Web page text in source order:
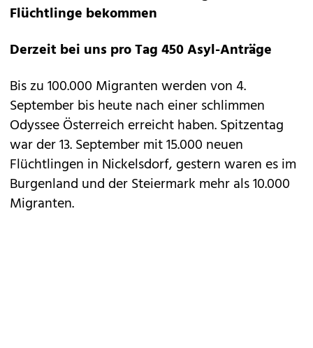
Flüchtlinge bekommen
Derzeit bei uns pro Tag 450 Asyl-Anträge
Bis zu 100.000 Migranten werden von 4.
September bis heute nach einer schlimmen
Odyssee Österreich erreicht haben. Spitzentag
war der 13. September mit 15.000 neuen
Flüchtlingen in Nickelsdorf, gestern waren es im
Burgenland und der Steiermark mehr als 10.000
Migranten.